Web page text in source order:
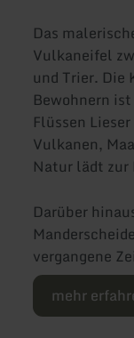
Das
Vulkaneifel
und Trier.
Bewohnern
Flüssen
Vulkanen,
Natur lädt zur
Darüber
vergangene
mehr